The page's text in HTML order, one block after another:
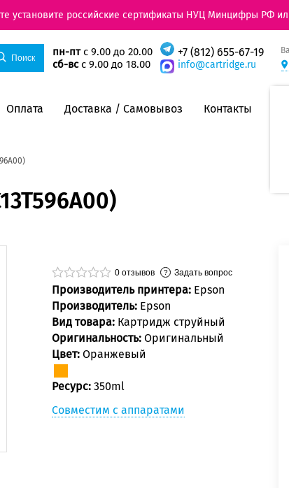
установите российские сертификаты НУЦ Минцифры РФ
пн-птс 9.00 до 20.00
сб-всс 9.00 до 18.00
+7 (812) 655-67-19
info@cartridge.ru
Оплата Доставка / Самовывоз Контакты
0 отзывов Задать вопрос
Производитель принтера: Epson
Производитель: Epson
Вид товара: Картридж струйный
Оригинальность: Оригинальный
Цвет: Оранжевый
Ресурс: 350ml
Совместим с аппаратами